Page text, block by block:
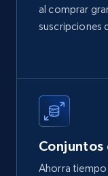
price, Final
more.
al comprar
suscripciones
Ahorra